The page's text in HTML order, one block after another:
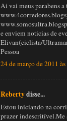
Ai vai meus parabens
e enviem noticias de
Elivan(ciclista/
Pessoa
24 de março de 2011
Rebertydisse...
Estou iniciando na
prazer